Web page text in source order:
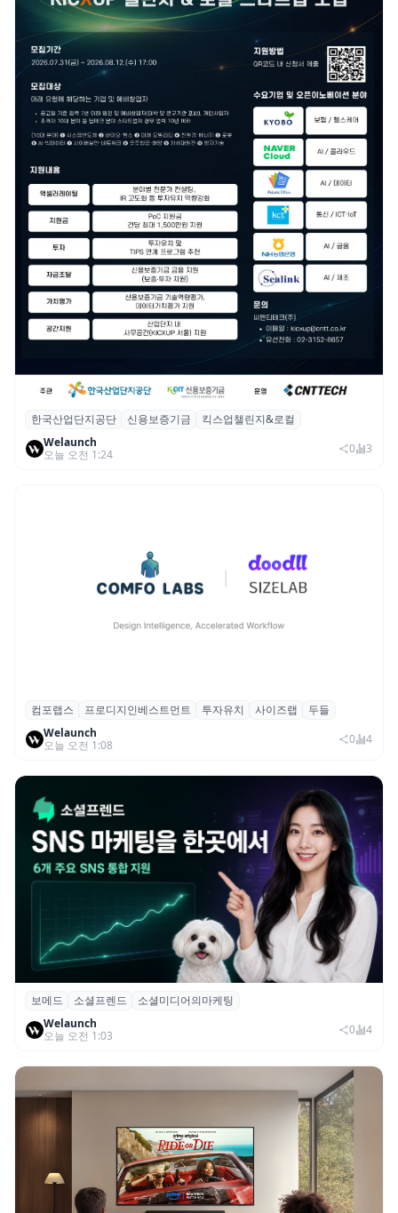
산단공·신보, 2026 ‘킥스업 챌린지&로컬’ 참
여 스타트업 모집
한국산업단지공단 신용보증기금
킥스업챌린지&로컬
Welaunch
오늘 오전 1:24
0 3
컴포랩스, 프로디지인베스트먼트로부터 시
드 투자 유치
컴포랩스 프로디지인베스트먼트 투자유치 사이즈랩
두들
Welaunch
오늘 오전 1:08
0 4
보메드 ‘소셜프렌드’, 유튜브·인스타 등 6개
SNS 마케팅 통합 지원
보메드 소셜프렌드
소셜미디어의마케팅
Welaunch
오늘 오전 1:03
0 4